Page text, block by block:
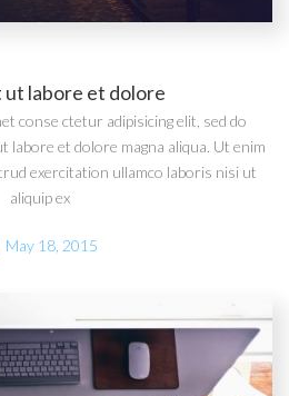
ut labore et dolore
conse ctetur adipisicing elit, sed do
labore et dolore magna aliqua. Ut enim
exercitation ullamco laboris nisi ut
aliquip ex
May 18, 2015